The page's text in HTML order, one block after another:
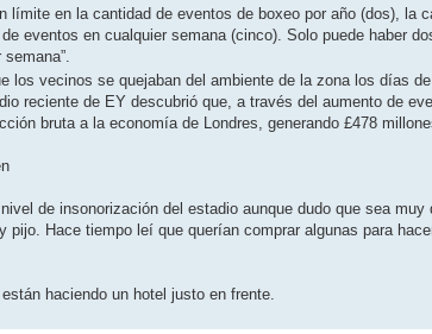
límite en la cantidad de eventos de boxeo por año (dos),
eventos en cualquier semana (cinco). Solo puede haber
los vecinos se quejaban del ambiente de la zona los días
reciente de EY descubrió que, a través del aumento de
bruta a la economía de Londres, generando £478
de insonorización del estadio aunque dudo que sea
pijo. Hace tiempo leí que querían comprar algunas para
haciendo un hotel justo en frente.